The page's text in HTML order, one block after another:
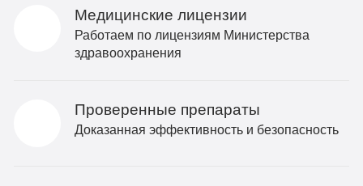
Медицинские лицензии
Работаем по лицензиям Министерства
здравоохранения
Проверенные препараты
Доказанная эффективность и безопасность